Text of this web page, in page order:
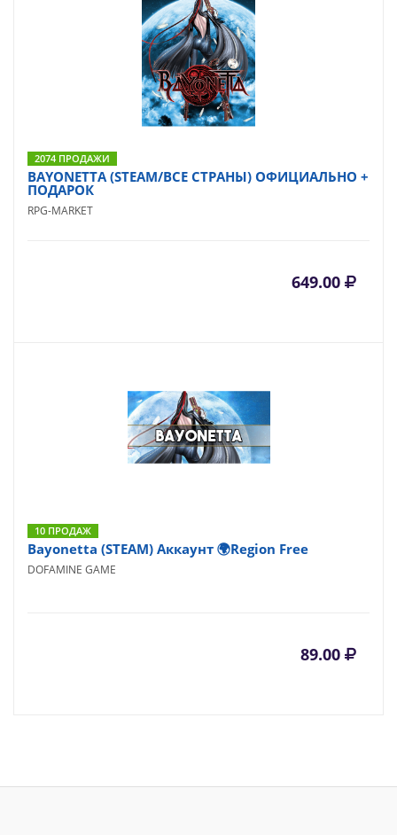
2074 ПРОДАЖИ
BAYONETTA (STEAM/ВСЕ СТРАНЫ) ОФИЦИАЛЬНО +
ПОДАРОК
RPG-MARKET
649.00
10 ПРОДАЖ
Bayonetta (STEAM) Аккаунт 🌍Region Free
DOFAMINE GAME
89.00